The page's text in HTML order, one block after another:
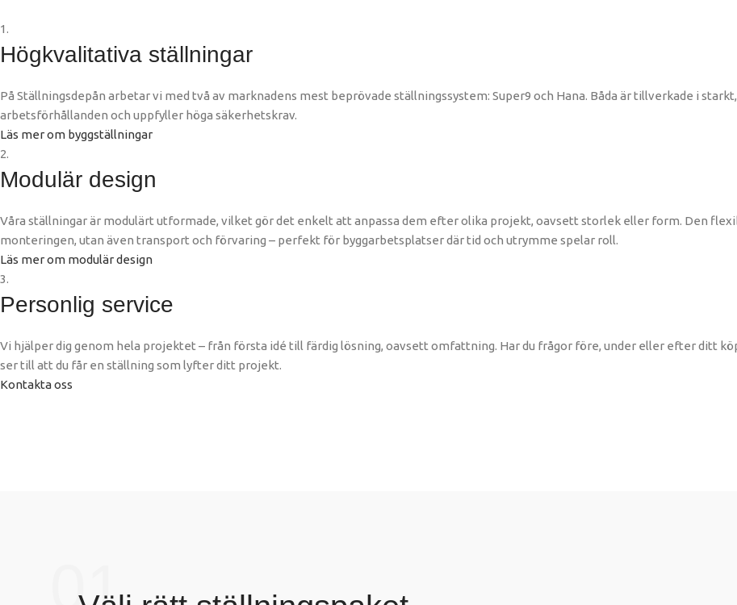
1.
Högkvalitativa ställningar
På Ställningsdepån arbetar vi med två av marknadens mest beprövade ställningssystem: Super9 och Hana. Båda är tillverkade i
arbetsförhållanden och uppfyller höga säkerhetskrav.
Läs mer om byggställningar
2.
Modulär design
Våra ställningar är modulärt utformade, vilket gör det enkelt att anpassa dem efter olika projekt, oavsett storlek eller form. Den
monteringen, utan även transport och förvaring – perfekt för byggarbetsplatser där tid och utrymme spelar roll.
Läs mer om modulär design
3.
Personlig service
Vi hjälper dig genom hela projektet – från första idé till färdig lösning, oavsett omfattning. Har du frågor före, under eller efter ditt
ser till att du får en ställning som lyfter ditt projekt.
Kontakta oss
01